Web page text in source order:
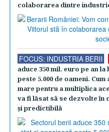
colaborarea dintre
FOCUS: INDUSTRIA BERII
aduce 350 mil. euro pe an
peste 5.000 de oameni.
mare pentru a multiplica
va fi lăsat să se dezvolte
şi predictibilă